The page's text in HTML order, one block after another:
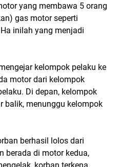
yang membawa 5 orang
gas motor seperti
inilah yang menjadi
kelompok pelaku ke
motor dari kelompok
Di depan, kelompok
balik, menunggu kelompok
berhasil lolos dari
berada di motor kedua,